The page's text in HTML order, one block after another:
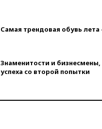
Самая трендовая обувь лета
Знаменитости и
успеха со второй попытки